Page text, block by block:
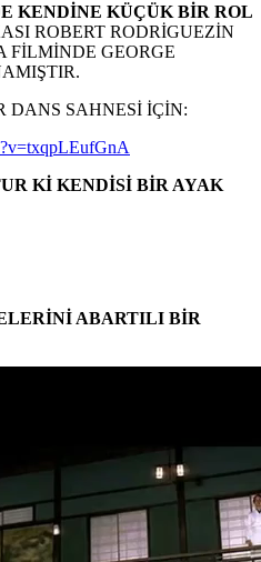
KENDİNE KÜÇÜK BİR ROL
ROBERT RODRİGUEZİN
FİLMİNDE GEORGE
DANS SAHNESİ İÇİN:
Kİ KENDİSİ BİR AYAK
ABARTILI BİR